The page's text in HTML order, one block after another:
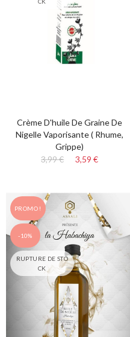
Crème D'huile De Graine De
Nigelle Vaporisante ( Rhume,
Grippe)
3,99 €
3,59 €
PROMO !
-10%
RUPTURE DE STO
CK